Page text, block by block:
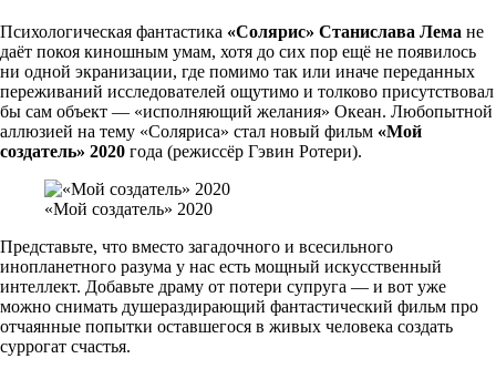
Психологическая фантастика «Солярис» Станислава Лема не
даёт покоя киношным умам, хотя до сих пор ещё не появилось
ни одной экранизации, где помимо так или иначе переданных
переживаний исследователей ощутимо и толково присутствовал
бы сам объект — «исполняющий желания» Океан. Любопытной
аллюзией на тему «Соляриса» стал новый фильм «Мой
создатель» 2020 года (режиссёр Гэвин Ротери).
«Мой создатель» 2020
Представьте, что вместо загадочного и всесильного
инопланетного разума у нас есть мощный искусственный
интеллект. Добавьте драму от потери супруга — и вот уже
можно снимать душераздирающий фантастический фильм про
отчаянные попытки оставшегося в живых человека создать
суррогат счастья.